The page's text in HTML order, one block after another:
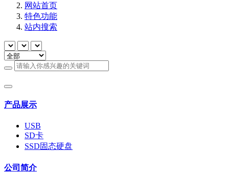
网站首页
特色功能
站内搜索
产品展示
USB
SD卡
SSD固态硬盘
公司简介